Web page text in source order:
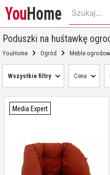
YouHome
Poduszki na huśtawkę
YouHome Ogród Meble
Wszystkie filtry Cena
Media Expert